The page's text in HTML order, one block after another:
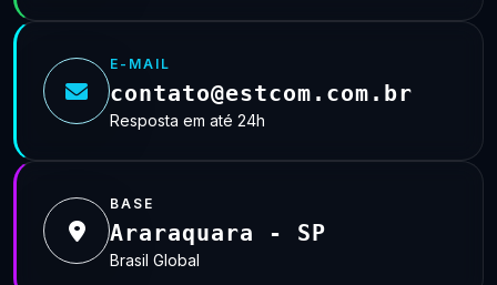
E-MAIL
contato@estcom.com.br
Resposta em até 24h
BASE
Araraquara - SP
Brasil Global